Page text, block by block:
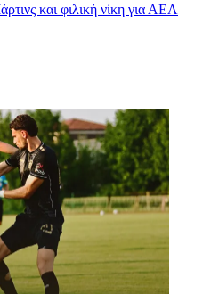
και φιλική νίκη για ΑΕΛ